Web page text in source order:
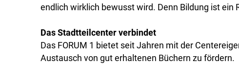
endlich wirklich bewusst wird. Denn Bildung ist ein
Das Stadtteilcenter verbindet
Das FORUM 1 bietet seit Jahren mit der
Austausch von gut erhaltenen Büchern zu fördern.